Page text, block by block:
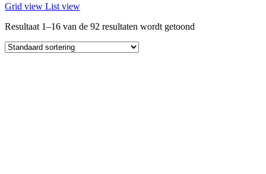
Grid view List view
Resultaat 1–16 van de 92 resultaten wordt getoond